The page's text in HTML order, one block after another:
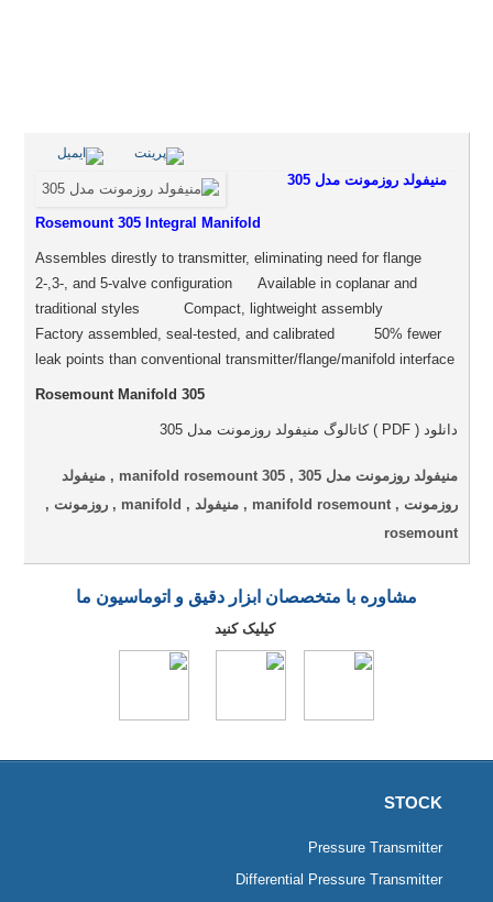
منیفولد روزمونت مدل 305
Rosemount 305 Integral Manifold
Assembles direstly to transmitter, eliminating need for flange
2-,3-, and 5-valve configuration Available in coplanar and
traditional styles Compact, lightweight assembly
Factory assembled, seal-tested, and calibrated 50% fewer
leak points than conventional transmitter/flange/manifold interface
Rosemount Manifold 305
دانلود ( PDF ) کاتالوگ منیفولد روزمونت مدل 305
منیفولد روزمونت مدل 305 , manifold rosemount 305 , منیفولد
روزمونت , manifold rosemount , منیفولد , manifold , روزمونت ,
rosemount
مشاوره با متخصصان ابزار دقیق و اتوماسیون ما
کیلیک کنید
STOCK
Pressure Transmitter
Differential Pressure Transmitter